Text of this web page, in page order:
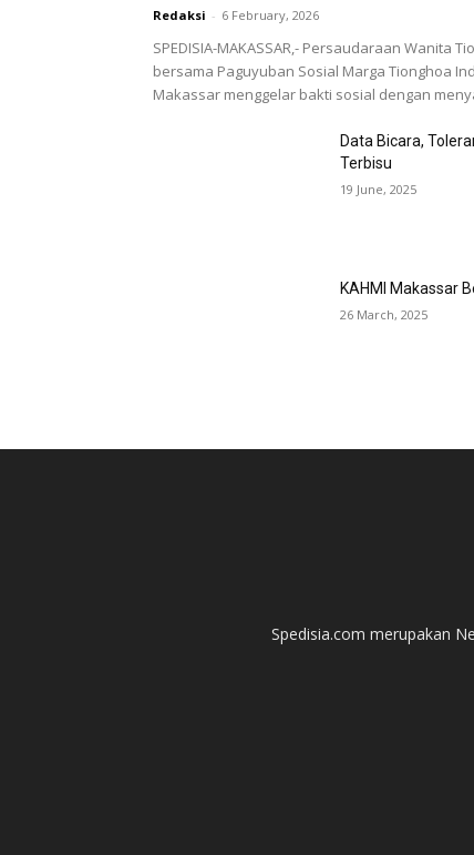
Redaksi - 6 February, 2026
SPEDISIA-MAKASSAR,- Persaudaraan Wanita
bersama Paguyuban Sosial Marga Tionghoa
Makassar menggelar bakti sosial dengan
Data Bicara,
Terbisu
19 June, 2025
KAHMI Makassar
26 March, 2025
Spedisia.com merupakan